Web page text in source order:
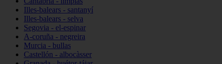
Illes-balears - santanyí
Illes-balears - selva
Segovia - el-espinar
A-coruña - negreira
Murcia - bullas
Castellón - albocàsser